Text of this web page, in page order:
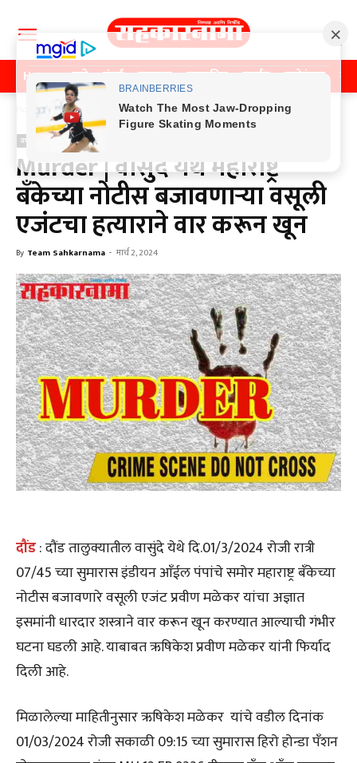
Home पुणे मुंबई महाराष्ट्र राजकीय क्राईम मनोरंजन
Home क्राईम
क्राईम
Murder | वासुंदे येथे महाराष्ट्र
बँकेच्या नोटीस बजावणाऱ्या वसूली
एजंटचा हत्याराने वार करून खून
By Team Sahkarnama - मार्च 2, 2024
दौंड: दौंड तालुक्यातील वासुंदे येथे दि.01/3/2024 रोजी रात्री
07/45 च्या सुमारास इंडीयन आँईल पंपांचे समोर महाराष्ट्र बँकेच्या
नोटीस बजावणारे वसूली एजंट प्रवीण मळेकर यांचा अज्ञात
इसमांनी धारदार शस्त्राने वार करून खून करण्यात आल्याची गंभीर
घटना घडली आहे. याबाबत ऋषिकेश प्रवीण मळेकर यांनी फिर्याद
दिली आहे.
मिळालेल्या माहितीनुसार ऋषिकेश मळेकर यांचे वडील दिनांक
01/03/2024 रोजी सकाळी 09:15 च्या सुमारास हिरो होन्डा पँशन